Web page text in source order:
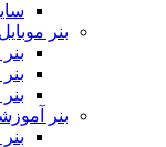
بنر
بنر